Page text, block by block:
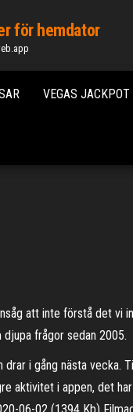
för hemdator
VEGAS
att inte förstå det vi
frågor sedan 2005.
i gång nästa
aktivitet i appen, det